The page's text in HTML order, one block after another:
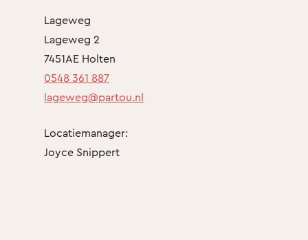
Lageweg
Lageweg 2
7451AE Holten
0548 361 887
lageweg@partou.nl
Locatiemanager:
Joyce Snippert